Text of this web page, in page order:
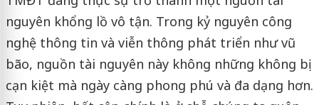
nguyên khổng lồ vô tận. Trong kỷ nguyên công
nghệ thông tin và viễn thông phát triển như vũ
bão, nguồn tài nguyên này không những không bị
cạn kiệt mà ngày càng phong phú và đa dạng hơn.